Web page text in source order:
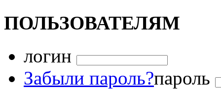
ПОЛЬЗОВАТЕЛЯМ
логин
Забыли пароль?пароль